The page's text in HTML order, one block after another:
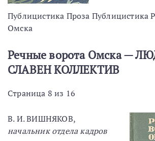
Публицистика Проза Публицистика
Омска
Речные ворота Омска —
СЛАВЕН КОЛЛЕКТИВ
Страница 8 из 16
В. И. ВИШНЯКОВ,
начальник отдела кадров